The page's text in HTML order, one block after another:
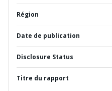
Région
Date de publication
Disclosure Status
Titre du rapport